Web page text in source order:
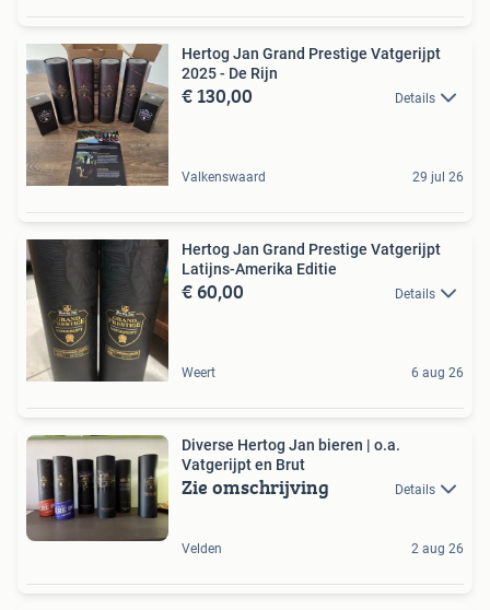
Hertog Jan Grand Prestige Vatgerijpt
2025 - De Rijn
€ 130,00 Details
Valkenswaard 29 jul 26
Hertog Jan Grand Prestige Vatgerijpt
Latijns-Amerika Editie
€ 60,00 Details
Weert 6 aug 26
Diverse Hertog Jan bieren | o.a.
Vatgerijpt en Brut
Zie omschrijving Details
Velden 2 aug 26